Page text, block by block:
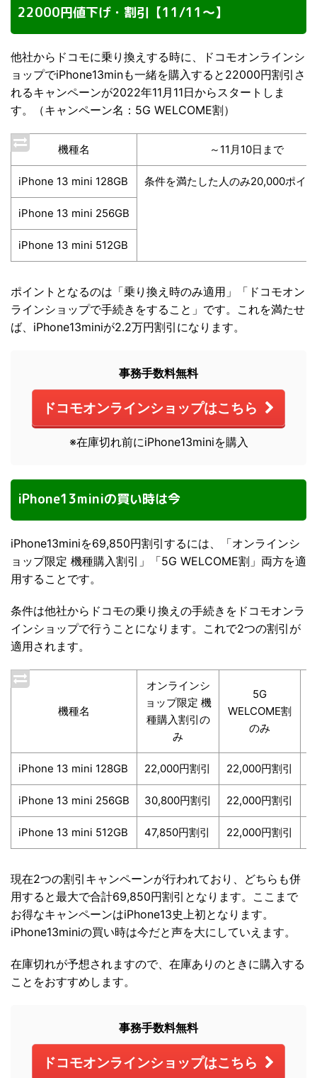
22000円値下げ・割引【11/11～】
他社からドコモに乗り換えする時に、ドコモオンラインシ
ョップでiPhone13minも一緒を購入すると22000円割引さ
れるキャンペーンが2022年11月11日からスタートしま
す。（キャンペーン名：5G WELCOME割）
機種名 ～11月10日まで
iPhone 13 mini 128GB 条件を満たした人のみ20,000ポイ
iPhone 13 mini 256GB
iPhone 13 mini 512GB
ポイントとなるのは「乗り換え時のみ適用」「ドコモオン
ラインショップで手続きをすること」です。これを満たせ
ば、iPhone13miniが2.2万円割引になります。
事務手数料無料
ドコモオンラインショップはこちら
※在庫切れ前にiPhone13miniを購入
iPhone13miniの買い時は今
iPhone13miniを69,850円割引するには、「オンラインシ
ョップ限定 機種購入割引」「5G WELCOME割」両方を適
用することです。
条件は他社からドコモの乗り換えの手続きをドコモオンラ
インショップで行うことになります。これで2つの割引が
適用されます。
機種名
オンラインシ
ョップ限定 機
種購入割引の
み
5G
WELCOME割
のみ
iPhone 13 mini 128GB 22,000円割引 22,000円割引
iPhone 13 mini 256GB 30,800円割引 22,000円割引
iPhone 13 mini 512GB 47,850円割引 22,000円割引
現在2つの割引キャンペーンが行われており、どちらも併
用すると最大で合計69,850円割引となります。ここまで
お得なキャンペーンはiPhone13史上初となります。
iPhone13miniの買い時は今だと声を大にしていえます。
在庫切れが予想されますので、在庫ありのときに購入する
ことをおすすめします。
事務手数料無料
ドコモオンラインショップはこちら